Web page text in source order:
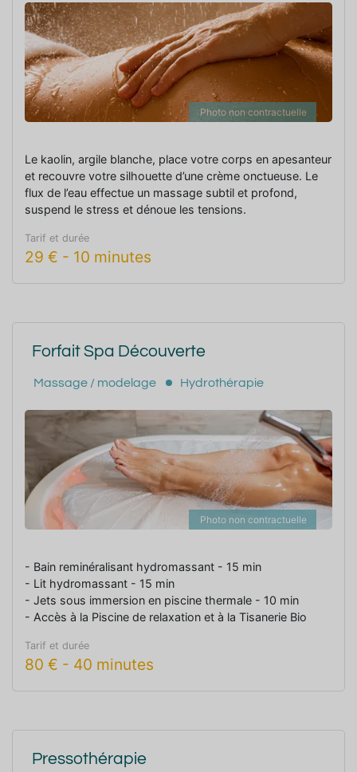
Photo non contractuelle
Le kaolin, argile blanche, place votre corps en apesanteur
et recouvre votre silhouette d’une crème onctueuse. Le
flux de l’eau effectue un massage subtil et profond,
suspend le stress et dénoue les tensions.
Tarif et durée
29 € - 10 minutes
Forfait Spa Découverte
Massage / modelage Hydrothérapie
Photo non contractuelle
- Bain reminéralisant hydromassant - 15 min
- Lit hydromassant - 15 min
- Jets sous immersion en piscine thermale - 10 min
- Accès à la Piscine de relaxation et à la Tisanerie Bio
Tarif et durée
80 € - 40 minutes
Pressothérapie